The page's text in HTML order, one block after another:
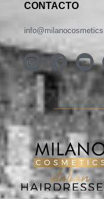
CONTACTO